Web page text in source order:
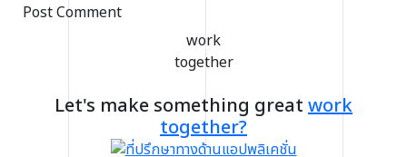
Post Comment
work
together
Let's make something great work
together?